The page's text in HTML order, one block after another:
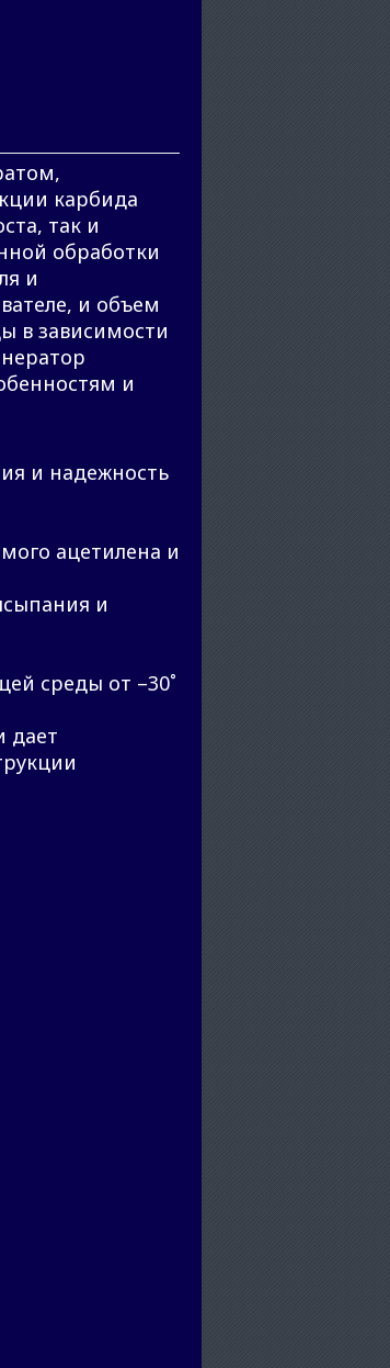
карбида
так и
обработки
и
и объем
в зависимости
и
и надежность
ацетилена и
и
среды от –30˚
дает